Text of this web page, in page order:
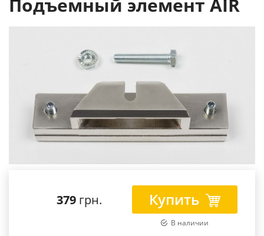
Подъемный элемент AIR
379 грн. Купить
В наличии